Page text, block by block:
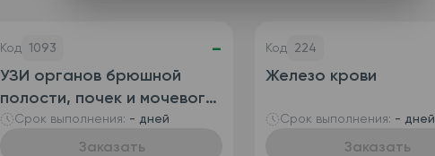
Код 1093 -
УЗИ органов брюшной
полости, почек и мочевого
пузыря
Срок выполнения: - дней
Заказать
Код 224
Железо крови
Срок выполнения: - дней
Заказать